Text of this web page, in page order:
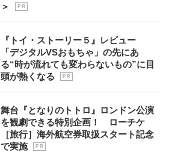
＞
P R
『トイ・ストーリー５』レビュー
「デジタルVSおもちゃ」の先にあ
る“時が流れても変わらないもの”に目
頭が熱くなる
P R
舞台『となりのトトロ』ロンドン公演
を観劇できる特別企画！ ローチケ
［旅行］海外航空券取扱スタート記念
で実施
P R